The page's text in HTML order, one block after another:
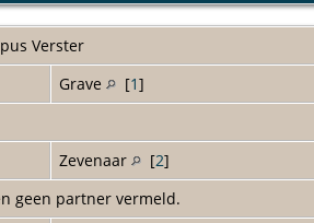
Verster
Grave [1]
Zevenaar [2]
geen partner vermeld.